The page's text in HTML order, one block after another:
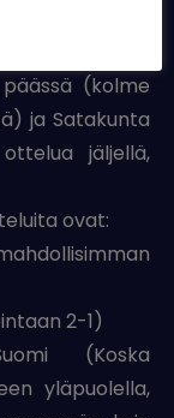
18pst),
(kolme
ja Satakunta
jäljellä,
ovat:
2-1)
(Koska
yläpuolella,